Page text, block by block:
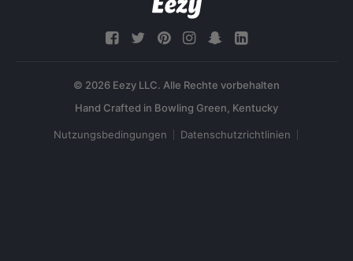
© 2026 Eezy LLC. Alle Rechte vorbehalten
Nutzungsbedingungen Datenschutzrichtlinien